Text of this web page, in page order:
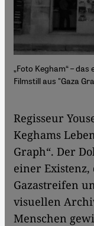
„Foto Kegham“ –
Filmstill aus "Gaza
Regisseur
Keghams
Graph“. Der
einer Existenz,
Gazastreifen
visuellen
Menschen